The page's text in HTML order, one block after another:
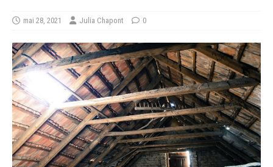
mai 28, 2021 Julia Chapont 0